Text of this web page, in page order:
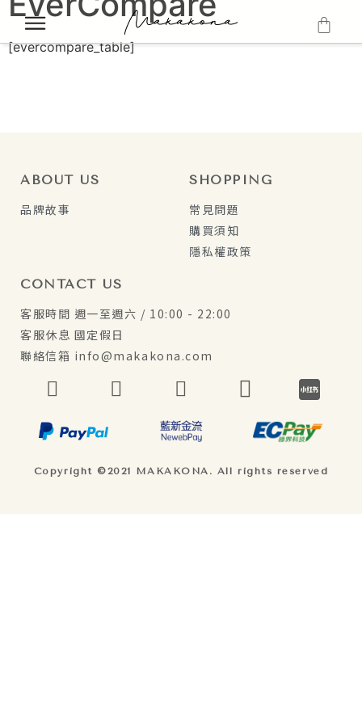
[evercompare_table]
ABOUT US
品牌故事
SHOPPING
常見問題
購買須知
隱私權政策
CONTACT US
客服時間 週一至週六 / 10:00 - 22:00
客服休息 國定假日
聯絡信箱 info@makakona.com
Copyright ©2021 MAKAKONA. All rights reserved